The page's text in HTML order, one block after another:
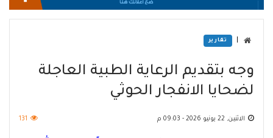
تقارير
وجه بتقديم الرعاية الطبية العاجلة
لضحايا الانفجار الحوثي
الاثنين, 22 يونيو 2026 - 09:03 م 131